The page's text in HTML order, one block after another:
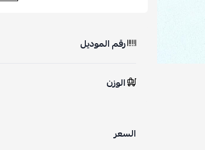
رقم الموديل
الوزن
السعر